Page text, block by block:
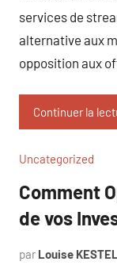
services de
alternative aux
opposition aux
Continuer la
Uncategorized
Comment
de vos
par Louise